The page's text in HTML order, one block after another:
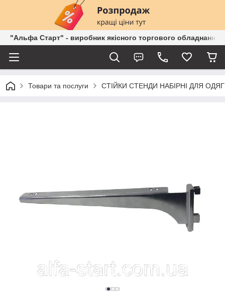
"Альфа Старт" - виробник якісного торгового обладнання
Товари та послуги СТІЙКИ СТЕНДИ НАБІРНІ ДЛЯ